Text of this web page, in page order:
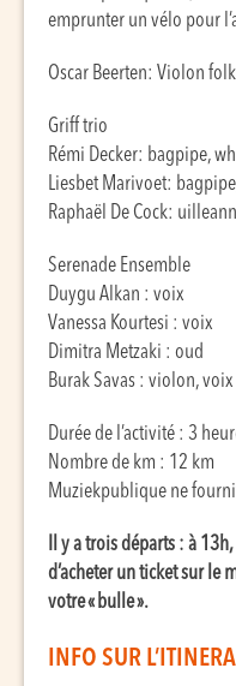
emprunter un vélo pour
Oscar Beerten: Violon folk
Griff trio
Rémi Decker: bagpipe,
Liesbet Marivoet:
Raphaël De Cock:
Serenade Ensemble
Duygu Alkan : voix
Vanessa Kourtesi : voix
Dimitra Metzaki : oud
Burak Savas : violon, voix
Durée de l’activité : 3
Nombre de km : 12 km
Muziekpublique ne
Il y a trois départs : à
d’acheter un ticket sur le
votre « bulle ».
INFO SUR